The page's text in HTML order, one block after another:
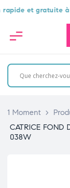
et gratuite à
1 Moment >
CATRICE FOND
038W